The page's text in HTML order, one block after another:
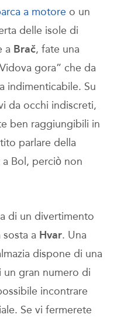
a motore o un
delle isole di
a Brač, fate una
gora” che da
indimenticabile. Su
da occhi indiscreti,
ben raggiungibili in
parlare della
Bol, perciò non
di un divertimento
a Hvar. Una
dispone di una
gran numero di
incontrare
Se vi fermerete